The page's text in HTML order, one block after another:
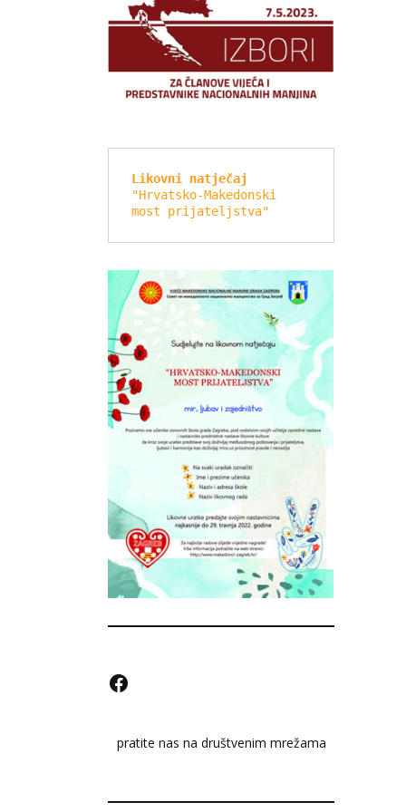
Likovni natječaj
"Hrvatsko-Makedonski
most prijateljstva"
apratite nas na društvenim mrežama